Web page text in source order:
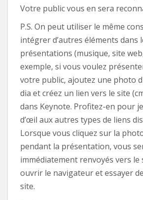
Votre public vous en sera
P.S. On peut utiliser le même
intégrer d’autres éléments dans
présentations (musique, site
exemple, si vous voulez
votre public, ajoutez une photo
dia et créez un lien vers le site
dans Keynote. Profitez-en pour
d’œil aux autres types de liens
Lorsque vous cliquez sur la
pendant la présentation, vous
immédiatement renvoyés vers le
ouvrir le navigateur et essayer
site.